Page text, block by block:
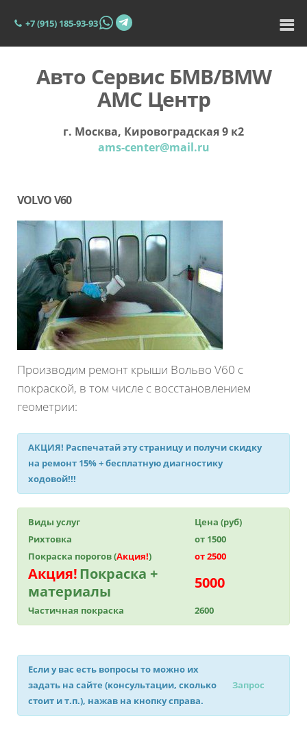
+7 (915) 185-93-93
Авто Сервис БМВ/BMW
АМС Центр
г. Москва, Кировоградская 9 к2
ams-center@mail.ru
VOLVO V60
Производим ремонт крыши Вольво V60 с
покраской, в том числе с восстановлением
геометрии:
АКЦИЯ! Распечатай эту страницу и получискидку
на ремонт 15%+ бесплатную диагностику
ходовой!!!
Виды услуг
Цена (руб)
Рихтовка
от 1500
Покраска порогов (Акция!) от 2500
Акция!Покраска +
материалы
5000
Частичная покраска 2600
Если у вас есть вопросы то можно их
задать на сайте (консультации, сколько
стоит и т.п.), нажав на кнопку справа.
Запрос